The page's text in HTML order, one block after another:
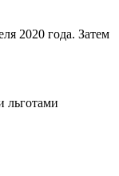
2020 года. Затем
льготами